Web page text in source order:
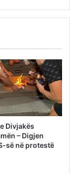
Divjakës
– Digjen
së në protestë